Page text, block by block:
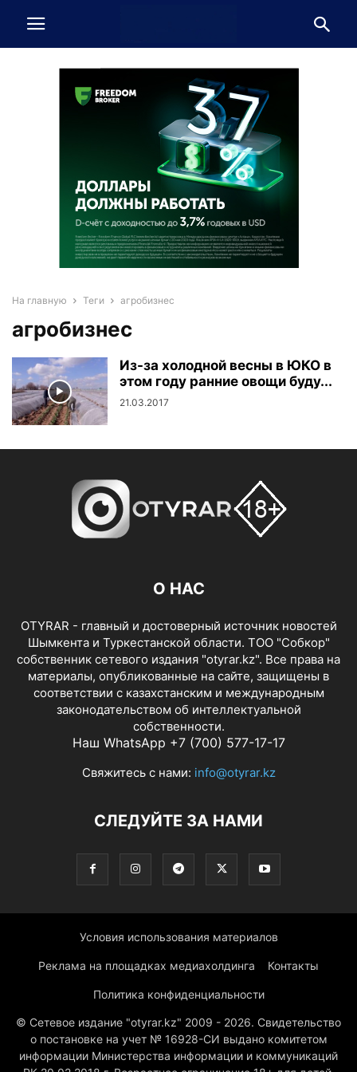
На главную Теги агробизнес
агробизнес
Из-за холодной весны в ЮКО в
этом году ранние овощи буду...
21.03.2017
О НАС
OTYRAR - главный и достоверный источник новостей
Шымкента и Туркестанской области. ТОО "Собкор"
собственник сетевого издания "otyrar.kz". Все права на
материалы, опубликованные на сайте, защищены в
соответствии с казахстанским и международным
законодательством об интеллектуальной
собственности.
Наш WhatsApp +7 (700) 577-17-17
Свяжитесь с нами: info@otyrar.kz
СЛЕДУЙТЕ ЗА НАМИ
Условия использования материалов
Реклама на площадках медиахолдинга Контакты
Политика конфиденциальности
© Сетевое издание "otyrar.kz" 2009 - 2026. Свидетельство
о постановке на учет № 16928-СИ выдано комитетом
информации Министерства информации и коммуникаций